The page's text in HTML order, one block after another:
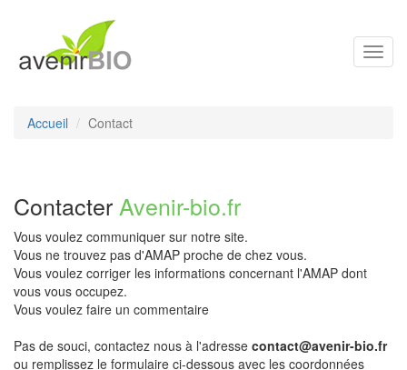
Accueil Contact
Contacter Avenir-bio.fr
Vous voulez communiquer sur notre site.
Vous ne trouvez pas d'AMAP proche de chez vous.
Vous voulez corriger les informations concernant l'AMAP dont
vous vous occupez.
Vous voulez faire un commentaire
Pas de souci, contactez nous à l'adresse contact@avenir-bio.fr
ou remplissez le formulaire ci-dessous avec les coordonnées